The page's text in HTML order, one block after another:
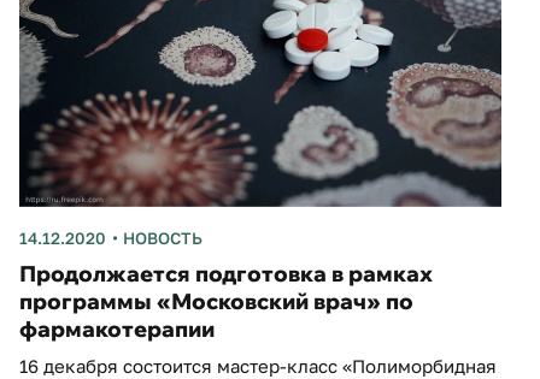
14.12.2020 НОВОСТЬ
Продолжается подготовка в рамках
программы «Московский врач» по
фармакотерапии
16 декабря состоится мастер-класс «Полиморбидная